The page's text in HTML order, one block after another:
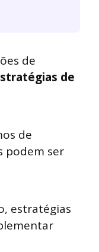
de
de
de
podem ser
estratégias